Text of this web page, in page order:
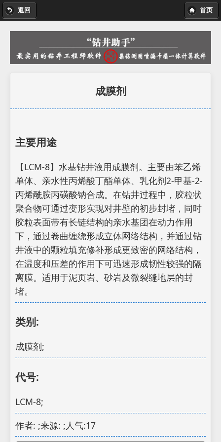
返回 首页
成膜剂
主要用途
【LCM-8】水基钻井液用成膜剂。主要由苯乙烯
单体、亲水性丙烯酸丁酯单体、乳化剂2-甲基-2-
丙烯酰胺丙磺酸钠合成。在钻井过程中，胶粒状
聚合物可通过变形实现对井壁的初步封堵，同时
胶粒表面带有长链结构的亲水基团在动力作用
下，通过卷曲缠绕形成立体网络结构，并通过钻
井液中的颗粒填充修补形成更致密的网络结构，
在温度和压差的作用下可迅速形成韧性较强的隔
离膜。适用于泥页岩、砂岩及微裂缝地层的封
堵。
类别:
成膜剂;
代号:
LCM-8;
作者: ;来源: ;人气:17